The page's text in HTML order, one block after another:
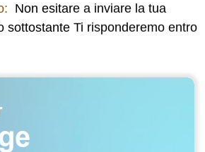
Non esitare a inviare la tua
sottostante Ti risponderemo entro